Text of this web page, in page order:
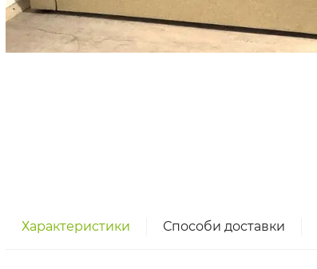
Характеристики Способи доставки